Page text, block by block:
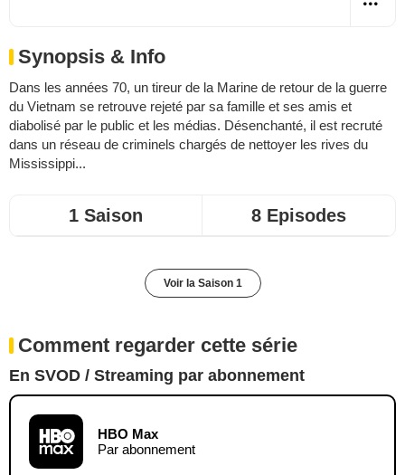
Synopsis & Info
Dans les années 70, un tireur de la Marine de retour de la guerre
du Vietnam se retrouve rejeté par sa famille et ses amis et
diabolisé par le public et les médias. Désenchanté, il est recruté
dans un réseau de criminels chargés de nettoyer les rives du
Mississippi...
1 Saison 8 Episodes
Voir la Saison 1
Comment regarder cette série
En SVOD / Streaming par abonnement
HBO Max
Par abonnement